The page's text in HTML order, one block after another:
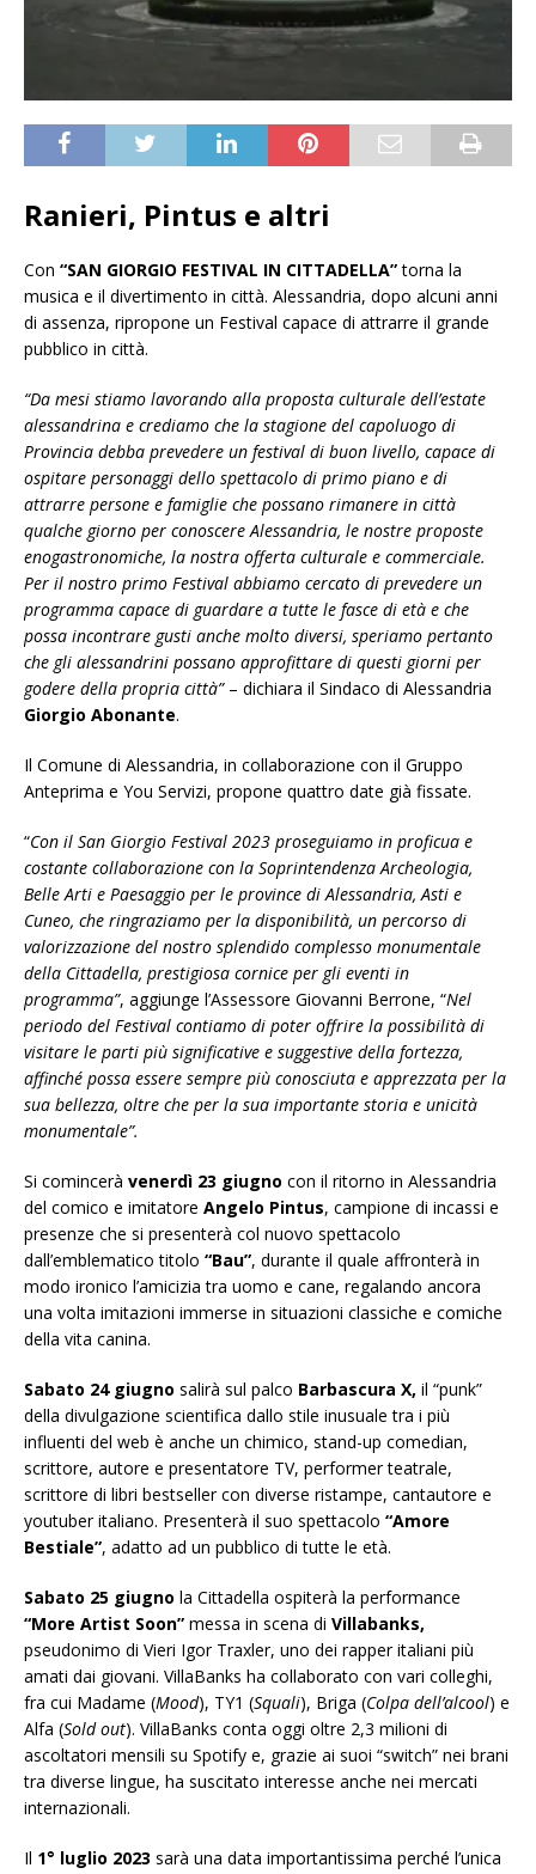
Ranieri, Pintus e altri
Con “SAN GIORGIO FESTIVAL IN CITTADELLA”torna la
musica e il divertimento in città. Alessandria, dopo alcuni anni
di assenza, ripropone un Festival capace di attrarre il grande
pubblico in città.
“Da mesi stiamo lavorando alla proposta culturale dell’estate
alessandrina e crediamo che la stagione del capoluogo di
Provincia debba prevedere un festival di buon livello, capace di
ospitare personaggi dello spettacolo di primo piano e di
attrarre persone e famiglie che possano rimanere in città
qualche giorno per conoscere Alessandria, le nostre proposte
enogastronomiche, la nostra offerta culturale e commerciale.
Per il nostro primo Festival abbiamo cercato di prevedere un
programma capace di guardare a tutte le fasce di età e che
possa incontrare gusti anche molto diversi, speriamo pertanto
che gli alessandrini possano approfittare di questi giorni per
godere della propria città”– dichiara il Sindaco di Alessandria
Giorgio Abonante.
Il Comune di Alessandria, in collaborazione con il Gruppo
Anteprima e You Servizi, propone quattro date già fissate.
“Con il San Giorgio Festival 2023 proseguiamo in proficua e
costante collaborazione con la Soprintendenza Archeologia,
Belle Arti e Paesaggio per le province di Alessandria, Asti e
Cuneo, che ringraziamo per la disponibilità, un percorso di
valorizzazione del nostro splendido complesso monumentale
della Cittadella, prestigiosa cornice per gli eventi in
programma”, aggiunge l’Assessore Giovanni Berrone, “Nel
periodo del Festival contiamo di poter offrire la possibilità di
visitare le parti più significative e suggestive della fortezza,
affinché possa essere sempre più conosciuta e apprezzata per la
sua bellezza, oltre che per la sua importante storia e unicità
monumentale”.
Si comincerà venerdì 23 giugno con il ritorno in Alessandria
del comico e imitatore Angelo Pintus, campione di incassi e
presenze che si presenterà col nuovo spettacolo
dall’emblematico titolo “Bau”, durante il quale affronterà in
modo ironico l’amicizia tra uomo e cane, regalando ancora
una volta imitazioni immerse in situazioni classiche e comiche
della vita canina.
Sabato 24 giugno salirà sul palco Barbascura X, il “punk”
della divulgazione scientifica dallo stile inusuale tra i più
influenti del web è anche un chimico, stand-up comedian,
scrittore, autore e presentatore TV, performer teatrale,
scrittore di libri bestseller con diverse ristampe, cantautore e
youtuber italiano. Presenterà il suo spettacolo “Amore
Bestiale”, adatto ad un pubblico di tutte le età.
Sabato 25 giugno la Cittadella ospiterà la performance
“More Artist Soon” messa in scena di Villabanks,
pseudonimo di Vieri Igor Traxler, uno dei rapper italiani più
amati dai giovani. VillaBanks ha collaborato con vari colleghi,
fra cui Madame (Mood), TY1 (Squali), Briga (Colpa dell’alcool) e
Alfa (Sold out). VillaBanks conta oggi oltre 2,3 milioni di
ascoltatori mensili su Spotify e, grazie ai suoi “switch” nei brani
tra diverse lingue, ha suscitato interesse anche nei mercati
internazionali.
Il 1° luglio 2023 sarà una data importantissima perché l’unica